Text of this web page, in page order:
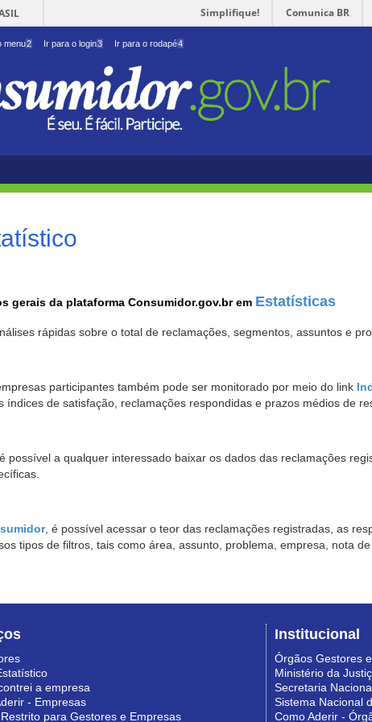
Simplifique! Comunica BR
menu2 Ir para o login3 Ir para o rodapé4
gerais da plataforma Consumidor.gov.br em Estatísticas
rápidas sobre o total de reclamações, segmentos, assuntos e
participantes também pode ser monitorado por meio do link
índices de satisfação, reclamações respondidas e prazos médios de
possível a qualquer interessado baixar os dados das reclamações
, é possível acessar o teor das reclamações registradas, as
tipos de filtros, tais como área, assunto, problema, empresa, nota
a empresa
- Empresas
para Gestores e Empresas
Institucional
Órgãos Gestores
Ministério da
Secretaria
Sistema Nacional
Como Aderir -